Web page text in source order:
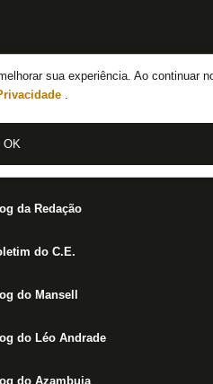
sua experiência. Ao continuar
.
OK
do Botafogo
da Redação
do C.E.
do Mansell
do Léo Andrade
do Azambuja
interesse